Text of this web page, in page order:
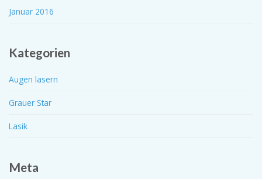
Januar 2016
Kategorien
Augen lasern
Grauer Star
Lasik
Meta